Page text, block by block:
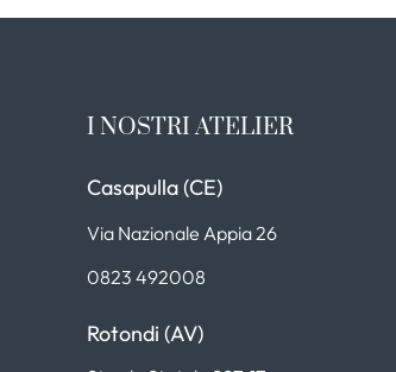
I NOSTRI ATELIER
Casapulla (CE)
Via Nazionale Appia 26
0823 492008
Rotondi (AV)